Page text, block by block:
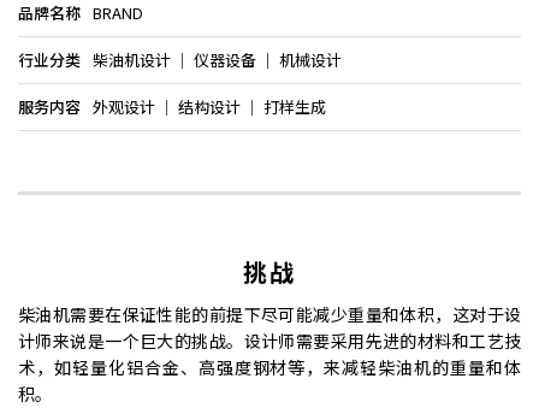
品牌名称 BRAND
行业分类 柴油机设计 │ 仪器设备 │ 机械设计
服务内容 外观设计 │ 结构设计 │ 打样生成
挑战
柴油机需要在保证性能的前提下尽可能减少重量和体积，这对于设
计师来说是一个巨大的挑战。设计师需要采用先进的材料和工艺技
术，如轻量化铝合金、高强度钢材等，来减轻柴油机的重量和体
积。